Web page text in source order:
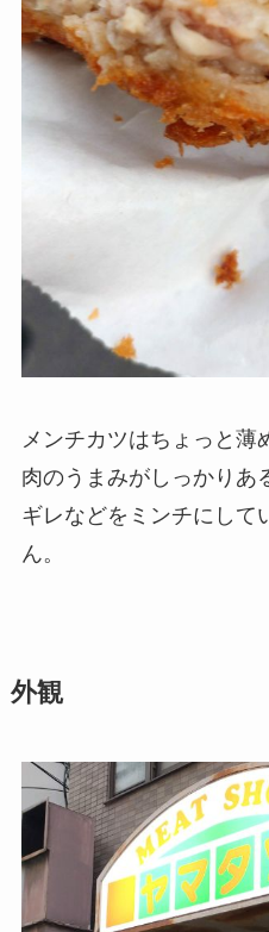
メンチカツはちょっと薄
肉のうまみがしっかりあ
ギレなどをミンチにして
ん。
外観